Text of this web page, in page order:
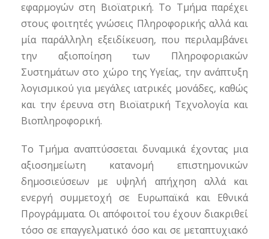
εφαρμογών στη Βιοϊατρική. Το Τμήμα παρέχει
στους φοιτητές γνώσεις Πληροφορικής αλλά και
μία παράλληλη εξειδίκευση, που περιλαμβάνει
την αξιοποίηση των Πληροφοριακών
Συστημάτων στο χώρο της Υγείας, την ανάπτυξη
λογισμικού για μεγάλες ιατρικές μονάδες, καθώς
και την έρευνα στη Βιοϊατρική Τεχνολογία και
Βιοπληροφορική.
Το Τμήμα αναπτύσσεται δυναμικά έχοντας μια
αξιοσημείωτη κατανομή επιστημονικών
δημοσιεύσεων με υψηλή απήχηση αλλά και
ενεργή συμμετοχή σε Ευρωπαϊκά και Εθνικά
Προγράμματα. Οι απόφοιτοί του έχουν διακριθεί
τόσο σε επαγγελματικό όσο και σε μεταπτυχιακό